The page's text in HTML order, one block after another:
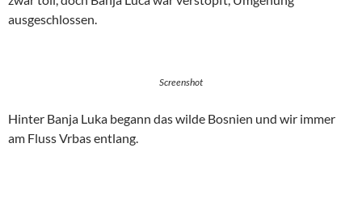
ausgeschlossen.
Screenshot
Hinter Banja Luka begann das wilde Bosnien und wir immer
am Fluss Vrbas entlang.